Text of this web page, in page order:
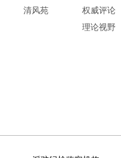
清风苑
权威评论
理论视野